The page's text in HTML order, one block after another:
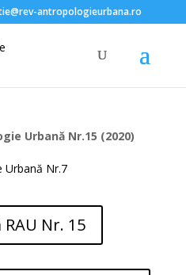
antropologieurbana.ro
Urbană Nr.15 (2020)
Nr. 15